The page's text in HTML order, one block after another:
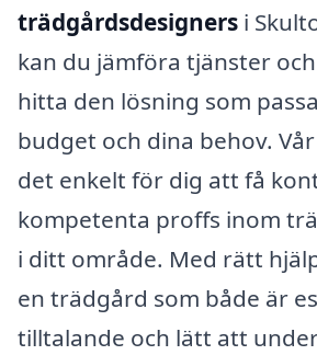
trädgårdsdesigners i
kan du jämföra tjänster
hitta den lösning som
budget och dina behov.
det enkelt för dig att få
kompetenta proffs inom
i ditt område. Med rätt
en trädgård som både är
tilltalande och lätt att